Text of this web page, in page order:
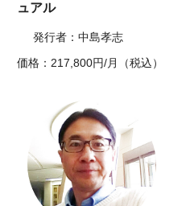
ュアル
発行者：中島孝志
価格：217,800円/月（税込）